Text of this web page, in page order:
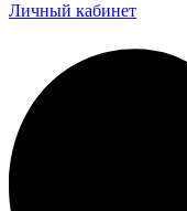
Личный кабинет